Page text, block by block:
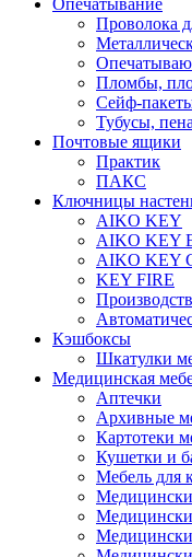
Опечатывание
Проволока
Пломбы,
Сейф-
Тубусы,
Почтовые ящики
Практик
ПАКС
Ключницы
AIKO KEY
AIKO KEY
AIKO KEY
KEY FIRE
Кэшбоксы
Шкатулки
Медицинская
Аптечки
Архивные
Картотеки
Кушетки и
Мебель для